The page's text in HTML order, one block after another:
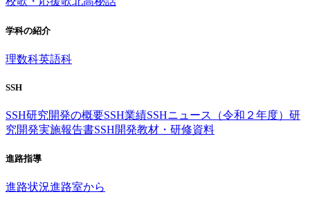
学科の紹介
理数科英語科
SSH
SSH研究開発の概要SSH業績SSHニュース（令和２年度） 研
究開発実施報告書SSH開発教材・研修資料
進路指導
進路状況進路室から